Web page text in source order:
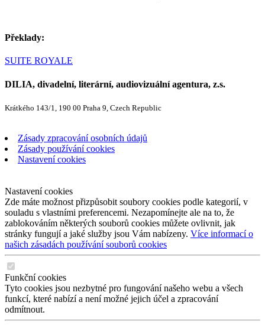
Překlady:
SUITE ROYALE
DILIA, divadelní, literární, audiovizuální agentura, z.s.
Krátkého 143/1, 190 00 Praha 9, Czech Republic
Zásady zpracování osobních údajů
Zásady používání cookies
Nastavení cookies
Nastavení cookies
Zde máte možnost přizpůsobit soubory cookies podle kategorií, v
souladu s vlastními preferencemi. Nezapomínejte ale na to, že
zablokováním některých souborů cookies můžete ovlivnit, jak
stránky fungují a jaké služby jsou Vám nabízeny. Více informací o
našich zásadách používání souborů cookies
Funkční cookies
Tyto cookies jsou nezbytné pro fungování našeho webu a všech
funkcí, které nabízí a není možné jejich účel a zpracování
odmítnout.